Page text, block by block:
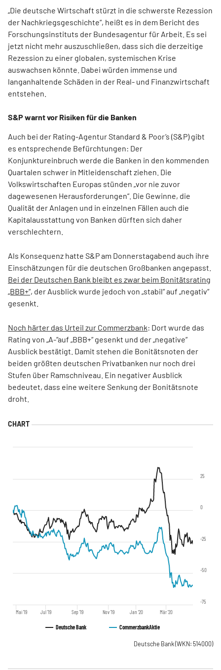
„Die deutsche Wirtschaft stürzt in die schwerste Rezession
der Nachkriegsgeschichte“, heißt es in dem Bericht des
Forschungsinstituts der Bundesagentur für Arbeit. Es sei
jetzt nicht mehr auszuschließen, dass sich die derzeitige
Rezession zu einer globalen, systemischen Krise
auswachsen könnte. Dabei würden immense und
langanhaltende Schäden in der Real- und Finanzwirtschaft
entstehen.
S&P warnt vor Risiken für die Banken
Auch bei der Rating-Agentur Standard & Poor’s (S&P) gibt
es entsprechende Befürchtungen: Der
Konjunktureinbruch werde die Banken in den kommenden
Quartalen schwer in Mitleidenschaft ziehen. Die
Volkswirtschaften Europas stünden „vor nie zuvor
dagewesenen Herausforderungen“. Die Gewinne, die
Qualität der Anlagen und in einzelnen Fällen auch die
Kapitalausstattung von Banken dürften sich daher
verschlechtern.
Als Konsequenz hatte S&P am Donnerstagabend auch ihre
Einschätzungen für die deutschen Großbanken angepasst.
Bei der Deutschen Bank bleibt es zwar beim Bonitätsrating
„BBB+“, der Ausblick wurde jedoch von „stabil“ auf „negativ“
gesenkt.
Noch härter das Urteil zur Commerzbank: Dort wurde das
Rating von „A-“auf „BBB+“ gesenkt und der „negative“
Ausblick bestätigt. Damit stehen die Bonitätsnoten der
beiden größten deutschen Privatbanken nur noch drei
Stufen über Ramschniveau. Ein negativer Ausblick
bedeutet, dass eine weitere Senkung der Bonitätsnote
droht.
Deutsche Bank CommerzbankAktie
Mai '19 Jul '19 Sep '19 Nov '19 Jan '20 Mär '20
-75
-50
-25
0
25
Deutsche Bank(WKN: 514000)